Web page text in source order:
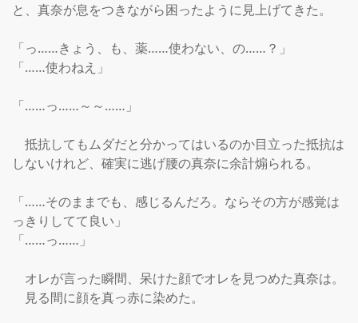
と、真奈が息をつきながら困ったように見上げてきた。
「っ……きょう、も、薬……使わない、の……？」
「……使わねえ」
「……っ……～～……」
抵抗してもムダだと分かってはいるのか目立った抵抗は
しないけれど、確実に逃げ腰の真奈に余計煽られる。
「……そのままでも、感じるんだろ。ならその方が感覚は
っきりしてて良い」
「……っ……」
オレが言った瞬間、呆けた顔でオレを見つめた真奈は。
見る間に顔を真っ赤に染めた。